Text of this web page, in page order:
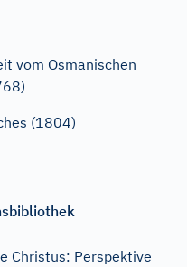
vom Osmanischen
(1804)
Christus: Perspektive